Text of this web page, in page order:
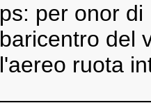
ps: per onor
baricentro del
l'aereo ruota